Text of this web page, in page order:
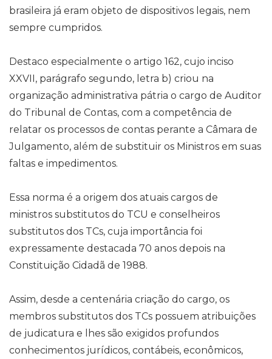
brasileira já eram objeto de dispositivos legais, nem
sempre cumpridos.
Destaco especialmente o artigo 162, cujo inciso
XXVII, parágrafo segundo, letra b) criou na
organização administrativa pátria o cargo de Auditor
do Tribunal de Contas, com a competência de
relatar os processos de contas perante a Câmara de
Julgamento, além de substituir os Ministros em suas
faltas e impedimentos.
Essa norma é a origem dos atuais cargos de
ministros substitutos do TCU e conselheiros
substitutos dos TCs, cuja importância foi
expressamente destacada 70 anos depois na
Constituição Cidadã de 1988.
Assim, desde a centenária criação do cargo, os
membros substitutos dos TCs possuem atribuições
de judicatura e lhes são exigidos profundos
conhecimentos jurídicos, contábeis, econômicos,